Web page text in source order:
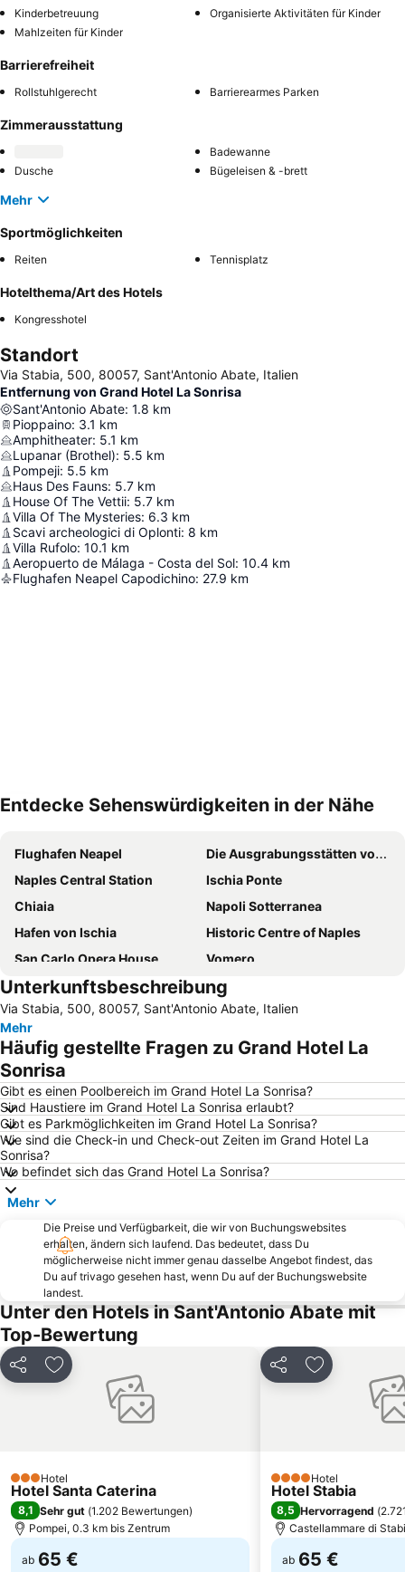
Kinderbetreuung
Organisierte Aktivitäten für Kinder
Mahlzeiten für Kinder
Barrierefreiheit
Rollstuhlgerecht Barrierearmes Parken
Zimmerausstattung
Badewanne
Dusche
Bügeleisen & -brett
Mehr
Sportmöglichkeiten
Reiten Tennisplatz
Hotelthema/Art des Hotels
Kongresshotel
Standort
Via Stabia, 500, 80057, Sant'Antonio Abate, Italien
Entfernung von Grand Hotel La Sonrisa
Sant'Antonio Abate: 1.8 km
Pioppaino: 3.1 km
Amphitheater: 5.1 km
Lupanar (Brothel): 5.5 km
Pompeji: 5.5 km
Haus Des Fauns: 5.7 km
House Of The Vettii: 5.7 km
Villa Of The Mysteries: 6.3 km
Scavi archeologici di Oplonti: 8 km
Villa Rufolo: 10.1 km
Aeropuerto de Málaga - Costa del Sol: 10.4 km
Flughafen Neapel Capodichino: 27.9 km
Entdecke Sehenswürdigkeiten in der Nähe
Flughafen Neapel
Die Ausgrabungsstätten von Pompeji
Naples Central Station
Ischia Ponte
Chiaia
Napoli Sotterranea
Hafen von Ischia
Historic Centre of Naples
San Carlo Opera House
Vomero
Porto di Napoli
Posillipo
Costiera Amalfitana
Piazza Bellini
Nocelle
Lungomare Caracciolo
Piazza del Plebiscito
Hafen von Sorrent
Hafen von Portici
Porto
Spaccanapoli
Via Toledo
Barra
Herculaneum
Fuorigrotta
Altstadt von Positano
Marina Grande
Porto di Amalfi
Salerno Harbour
Via Chiaia
Stella
Lido di Licola
Secondigliano
Bahnhof von Sorrent
Bagnoli
San Paolo Stadium
Piazza Dante
Archäologisches Nationalmuseum
Die Blaue Grotte
Dom des Heiligen Januarius
Centro storico
Castel Nuovo
Unterkunftsbeschreibung
Via Stabia, 500, 80057, Sant'Antonio Abate, Italien
Mehr
Häufig gestellte Fragen zu Grand Hotel La
Sonrisa
Gibt es einen Poolbereich im Grand Hotel La Sonrisa?
Sind Haustiere im Grand Hotel La Sonrisa erlaubt?
Gibt es Parkmöglichkeiten im Grand Hotel La Sonrisa?
Wie sind die Check-in und Check-out Zeiten im Grand Hotel La
Sonrisa?
Wo befindet sich das Grand Hotel La Sonrisa?
Mehr
Die Preise und Verfügbarkeit, die wir von Buchungswebsites
erhalten, ändern sich laufend. Das bedeutet, dass Du
möglicherweise nicht immer genau dasselbe Angebot findest, das
Du auf trivago gesehen hast, wenn Du auf der Buchungswebsite
landest.
Unter den Hotels in Sant'Antonio Abate mit
Top-Bewertung
Teilen Zu Favoriten hinzufügen
3 Sterne
Hotel
Hotel Santa Caterina
8,1 Sehr gut (1.202 Bewertungen)
Pompei, 0.3 km bis Zentrum
ab 65 €
Teilen Zu Favoriten
4 SterneHotel
Hotel Stabia
8,5 Hervorragend (
Castellammare di
ab 65 €